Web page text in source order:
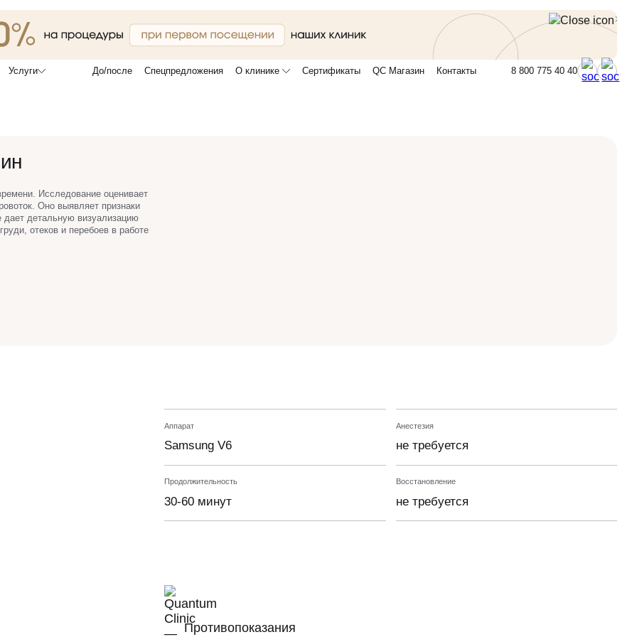
Услуги До/после Спецпредложения О клинике Сертификаты QC Магазин Контакты 8 800 775 40 40
Исследование оценивает
Оно выявляет признаки
дает детальную визуализацию
отеков и перебоев в работе
Аппарат
Samsung V6
Анестезия
не требуется
Продолжительность
30-60 минут
Восстановление
не требуется
Противопоказания